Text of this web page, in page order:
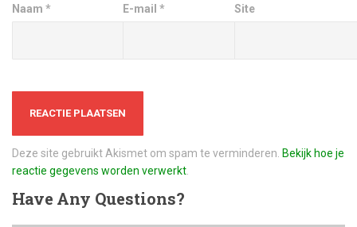
Naam * E-mail* Site
Deze site gebruikt Akismet om spam te verminderen. Bekijk hoe je
reactie gegevens worden verwerkt
HaveAny Questions?